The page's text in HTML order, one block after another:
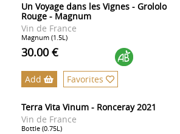
Un Voyage dans les Vignes - Grololo
Rouge - Magnum
Vin de France
Magnum (1.5L)
30.00 €
Add Favorites
Terra Vita Vinum - Ronceray 2021
Vin de France
Bottle (0.75L)